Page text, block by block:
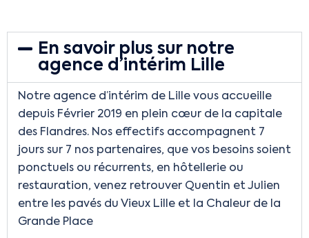
En savoir plus sur notre
agence d’intérim Lille
Notre agence d’intérim de Lille vous accueille
depuis Février 2019 en plein cœur de la capitale
des Flandres. Nos effectifs accompagnent 7
jours sur 7 nos partenaires, que vos besoins soient
ponctuels ou récurrents, en hôtellerie ou
restauration, venez retrouver Quentin et Julien
entre les pavés du Vieux Lille et la Chaleur de la
Grande Place